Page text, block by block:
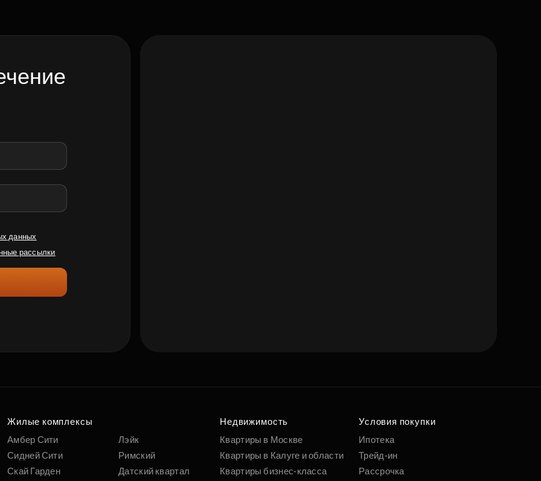
данных
рассылки
Жилые комплексы
Амбер Сити
Сидней Сити
Скай Гарден
Лэйк
Римский
Датский квартал
Недвижимость
Квартиры в Москве
Квартиры в Калуге и области
Квартиры бизнес-класса
Условия покупки
Ипотека
Трейд-ин
Рассрочка